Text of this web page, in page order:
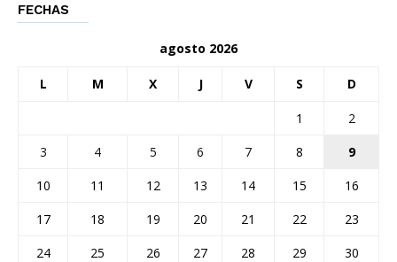
FECHAS
agosto 2026
L M X J V S D
1
2
3
4 5 6 7 8
9
10
11 12 13 14 15
16
17
18 19 20 21 22
23
24
25 26 27 28 29
30